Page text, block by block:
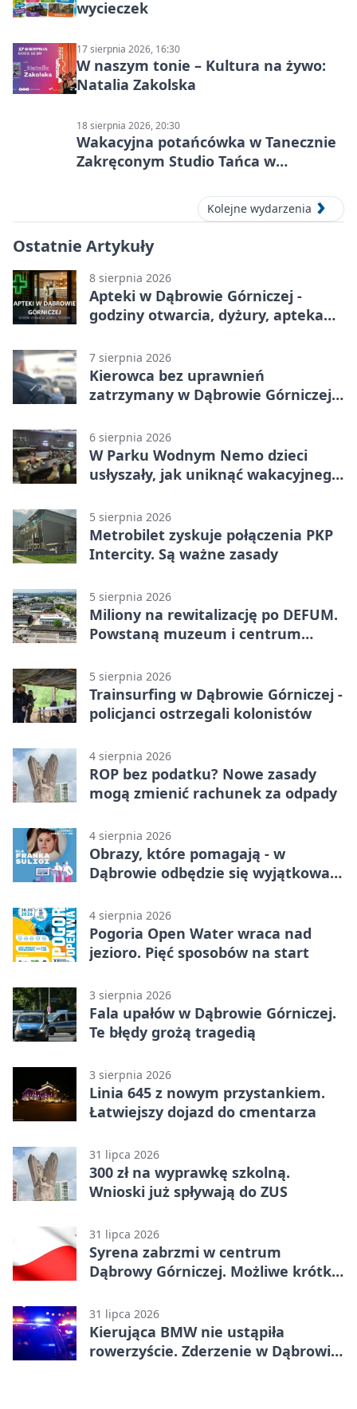
wycieczek
17 sierpnia 2026, 16:30
W naszym tonie – Kultura na żywo:
Natalia Zakolska
18 sierpnia 2026, 20:30
Wakacyjna potańcówka w Tanecznie
Zakręconym Studio Tańca w
Kolejne wydarzenia
Ostatnie Artykuły
8 sierpnia 2026
Apteki w Dąbrowie Górniczej -
godziny otwarcia, dyżury, apteka
7 sierpnia 2026
Kierowca bez uprawnień
zatrzymany w Dąbrowie Górniczej.
6 sierpnia 2026
W Parku Wodnym Nemo dzieci
usłyszały, jak uniknąć wakacyjnego
5 sierpnia 2026
Metrobilet zyskuje połączenia PKP
Intercity. Są ważne zasady
5 sierpnia 2026
Miliony na rewitalizację po DEFUM.
Powstaną muzeum i centrum
5 sierpnia 2026
Trainsurfing w Dąbrowie Górniczej -
policjanci ostrzegali kolonistów
4 sierpnia 2026
ROP bez podatku? Nowe zasady
mogą zmienić rachunek za odpady
4 sierpnia 2026
Obrazy, które pomagają - w
Dąbrowie odbędzie się wyjątkowa
4 sierpnia 2026
Pogoria Open Water wraca nad
jezioro. Pięć sposobów na start
3 sierpnia 2026
Fala upałów w Dąbrowie Górniczej.
Te błędy grożą tragedią
3 sierpnia 2026
Linia 645 z nowym przystankiem.
Łatwiejszy dojazd do cmentarza
31 lipca 2026
300 zł na wyprawkę szkolną.
Wnioski już spływają do ZUS
31 lipca 2026
Syrena zabrzmi w centrum
Dąbrowy Górniczej. Możliwe krótkie
31 lipca 2026
Kierująca BMW nie ustąpiła
rowerzyście. Zderzenie w Dąbrowie